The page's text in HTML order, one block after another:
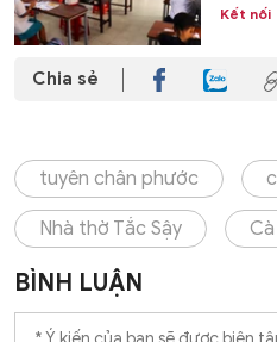
Kết nối
Chia sẻ
tuyên chân phước
Nhà thờ Tắc Sậy
BÌNH LUẬN